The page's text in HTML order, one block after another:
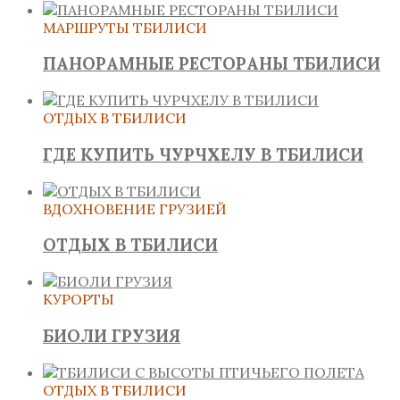
МАРШРУТЫ ТБИЛИСИ
ПАНОРАМНЫЕ РЕСТОРАНЫ ТБИЛИСИ
ОТДЫХ В ТБИЛИСИ
ГДЕ КУПИТЬ ЧУРЧХЕЛУ В ТБИЛИСИ
ВДОХНОВЕНИЕ ГРУЗИЕЙ
ОТДЫХ В ТБИЛИСИ
КУРОРТЫ
БИОЛИ ГРУЗИЯ
ОТДЫХ В ТБИЛИСИ